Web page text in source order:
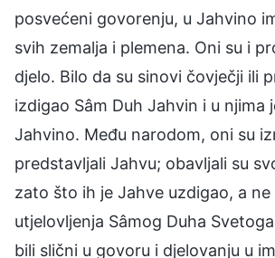
posvećeni govorenju, u Jahvino
svih zemalja i plemena. Oni su i
djelo. Bilo da su sinovi čovječji ili
izdigao Sâm Duh Jahvin i u njima
Jahvino. Među narodom, oni su
predstavljali Jahvu; obavljali su
zato što ih je Jahve uzdigao, a
utjelovljenja Sâmog Duha
bili slični u govoru i djelovanju u